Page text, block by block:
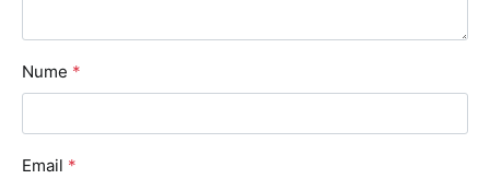
Nume *
Email *